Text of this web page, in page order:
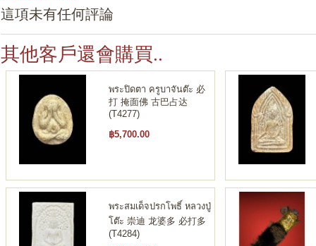
這項未有任何評論
其他客戶還會購買..
พระปิดตา ครูบาจันต๊ะ 必
打 掩面佛 古巴占达
(T4277)
฿5,700.00
พระสมเด็จปรกโพธิ์ หลวงปู่
โต๊ะ 崇迪 龙婆多 必打多
(T4284)